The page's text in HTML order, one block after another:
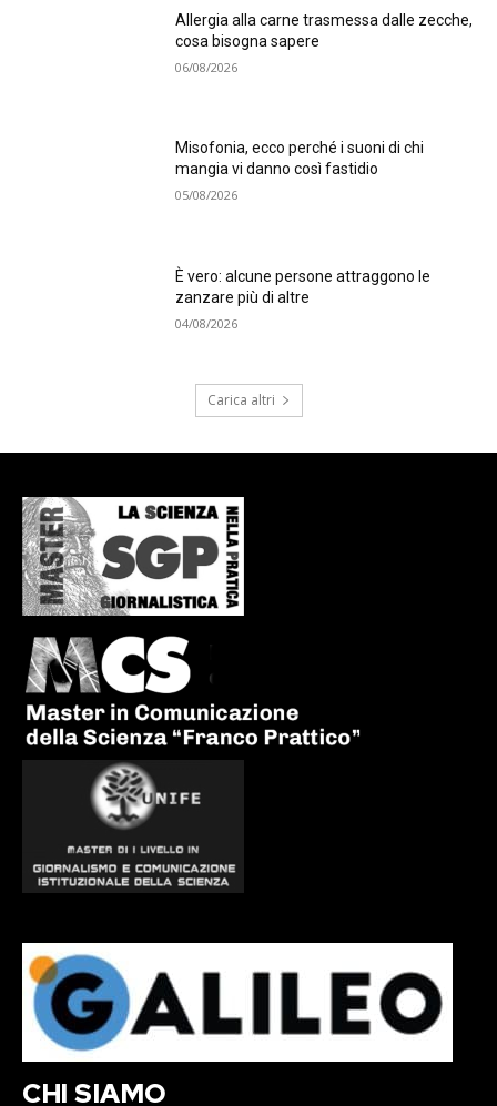
Allergia alla carne trasmessa dalle zecche,
cosa bisogna sapere
06/08/2026
Misofonia, ecco perché i suoni di chi
mangia vi danno così fastidio
05/08/2026
È vero: alcune persone attraggono le
zanzare più di altre
04/08/2026
Carica altri
CHI SIAMO